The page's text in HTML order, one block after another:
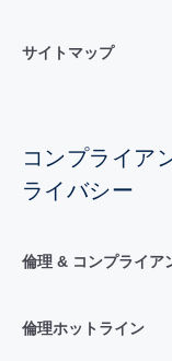
サイトマップ
コンプライア
ライバシー
倫理 & コンプライア
倫理ホットライン